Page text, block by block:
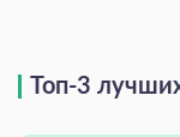
Топ-3